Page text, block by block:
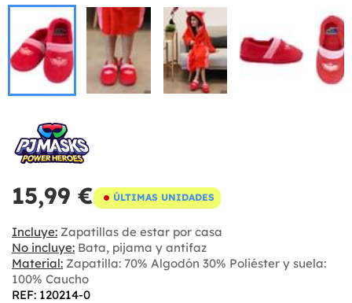
15,99 € ÚLTIMAS UNIDADES
Incluye: Zapatillas de estar por casa
No incluye: Bata, pijama y antifaz
Material: Zapatilla: 70% Algodón 30% Poliéster y suela:
100% Caucho
REF: 120214-0